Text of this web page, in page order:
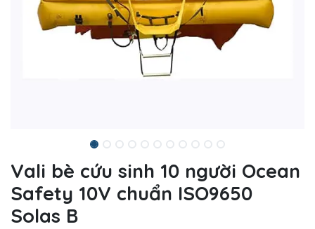
Vali bè cứu sinh 10 người Ocean
Safety 10V chuẩn ISO9650
Solas B